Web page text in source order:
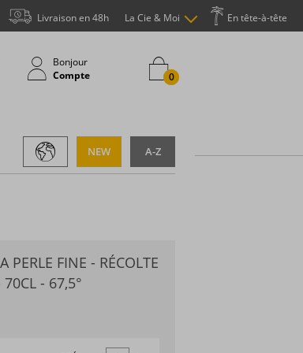
En tête-à-tête
La Cie & Moi
Livraison en 48h
Bonjour
Compte
0
A-Z
NEW
FINE - RÉCOLTE
- 67,5°